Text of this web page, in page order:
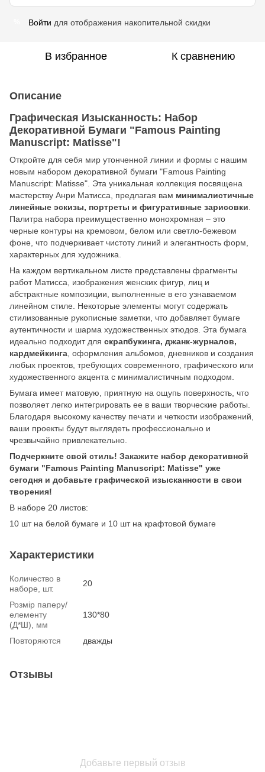
Войти для отображения накопительной скидки
В избранное К сравнению
Описание
Графическая Изысканность: Набор
Декоративной Бумаги "Famous Painting
Manuscript: Matisse"!
Откройте для себя мир утонченной линии и формы с нашим
новым набором декоративной бумаги "Famous Painting
Manuscript: Matisse". Эта уникальная коллекция посвящена
мастерству Анри Матисса, предлагая вам минималистичные
линейные эскизы, портреты и фигуративные зарисовки
Палитра набора преимущественно монохромная – это
черные контуры на кремовом, белом или светло-бежевом
фоне, что подчеркивает чистоту линий и элегантность форм,
характерных для художника.
На каждом вертикальном листе представлены фрагменты
работ Матисса, изображения женских фигур, лиц и
абстрактные композиции, выполненные в его узнаваемом
линейном стиле. Некоторые элементы могут содержать
стилизованные рукописные заметки, что добавляет бумаге
аутентичности и шарма художественных этюдов. Эта бумага
идеально подходит для скрапбукинга, джанк-журналов,
кардмейкинга , оформления альбомов, дневников и создания
любых проектов, требующих современного, графического или
художественного акцента с минималистичным подходом.
Бумага имеет матовую, приятную на ощупь поверхность, что
позволяет легко интегрировать ее в ваши творческие работы.
Благодаря высокому качеству печати и четкости изображений,
ваши проекты будут выглядеть профессионально и
чрезвычайно привлекательно.
Подчеркните свой стиль! Закажите набор декоративной
бумаги "Famous Painting Manuscript: Matisse" уже
сегодня и добавьте графической изысканности в свои
творения!
В наборе 20 листов:
10 шт на белой бумаге и 10 шт на крафтовой бумаге
Характеристики
Количество в
наборе, шт.
20
Розмір паперу/
елементу
(Д*Ш), мм
130*80
Повторяются дважды
Отзывы
Добавьте первый отзыв